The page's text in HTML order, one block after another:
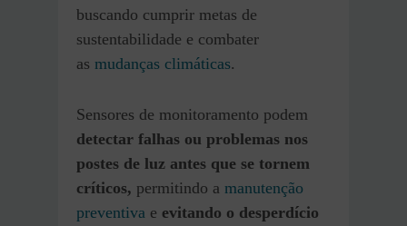
buscando cumprir metas de
sustentabilidade e combater
as mudanças climáticas.
Sensores de monitoramento podem
detectar falhas ou problemas nos
postes de luz antes que se tornem
críticos, permitindo a manutenção
preventiva e evitando o desperdício